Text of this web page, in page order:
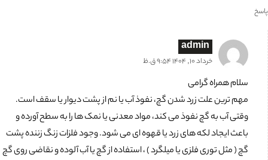
پاسخ
admin
خرداد 10, 1404 9:54 ق.ظ
سلام همراه گرامی
مهم ترین علت زرد شدن گچ، نفوذ آب یا نم از پشت دیوار یا سقف است.
وقتی آب به گچ نفوذ می کند، مواد معدنی یا نمک ها را به سطح آورده و
باعث ایجاد لکه های زرد یا قهوه ای می شود. وجود فلزات زنگ زننده پشت
گچ ( مثل توری فلزی یا میلگرد ) ، استفاده از گچ یا آب آلوده و نقاضی روی گچ